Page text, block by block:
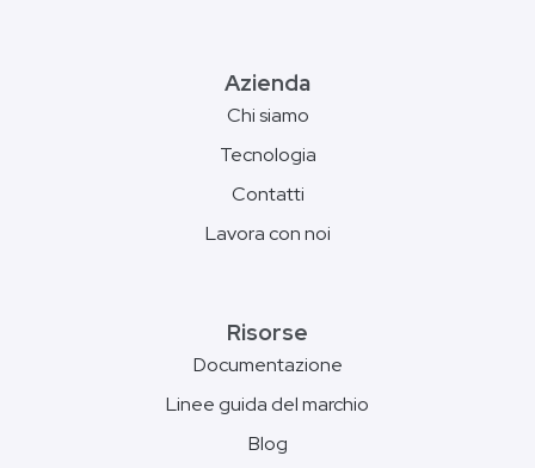
Azienda
Chi siamo
Tecnologia
Contatti
Lavora con noi
Risorse
Documentazione
Linee guida del marchio
Blog